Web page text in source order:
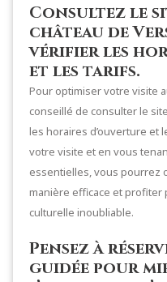
Consultez le
château de
vérifier les
et les tarifs.
Pour optimiser votre visite
conseillé de consulter le
les horaires d’ouverture et
votre visite et en vous
essentielles, vous pourrez
manière efficace et
culturelle inoubliable.
Pensez à
guidée pour